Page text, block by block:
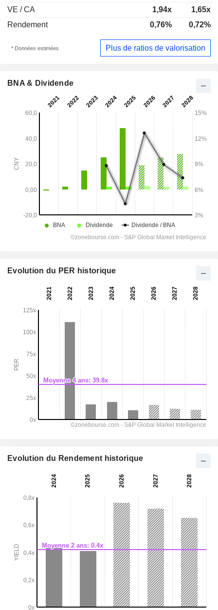
VE / CA
1,94x
1,65x
Rendement
0,76% 0,72%
* Données estimées Plus de ratios de valorisation
BNA & Dividende
Evolution du PER historique
Evolution du Rendement historique